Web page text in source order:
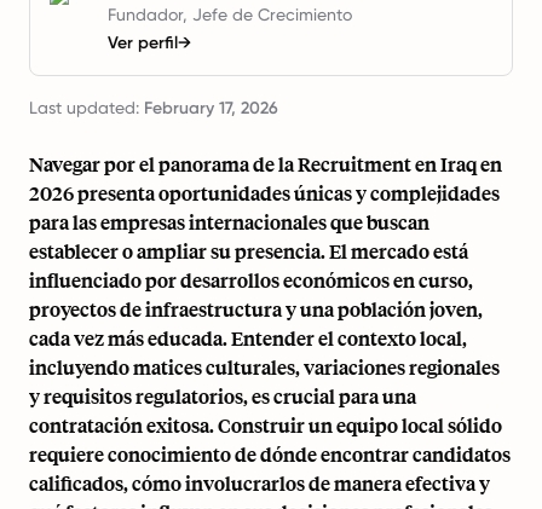
Fundador, Jefe de Crecimiento
Ver perfil→
Last updated: February 17, 2026
Navegar por el panorama de la Recruitment en Iraq en
2026 presenta oportunidades únicas y complejidades
para las empresas internacionales que buscan
establecer o ampliar su presencia. El mercado está
influenciado por desarrollos económicos en curso,
proyectos de infraestructura y una población joven,
cada vez más educada. Entender el contexto local,
incluyendo matices culturales, variaciones regionales
y requisitos regulatorios, es crucial para una
contratación exitosa. Construir un equipo local sólido
requiere conocimiento de dónde encontrar candidatos
calificados, cómo involucrarlos de manera efectiva y